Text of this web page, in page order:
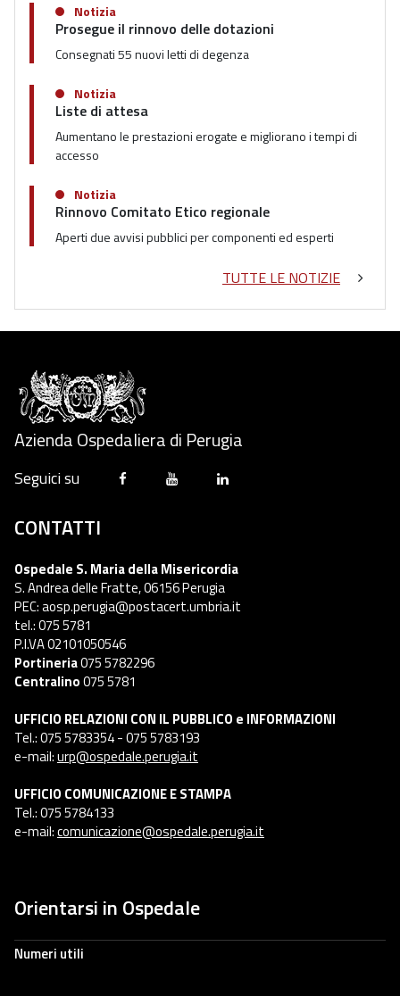
Notizia
Prosegue il rinnovo delle dotazioni
Consegnati 55 nuovi letti di degenza
Notizia
Liste di attesa
Aumentano le prestazioni erogate e migliorano i tempi di
accesso
Notizia
Rinnovo Comitato Etico regionale
Aperti due avvisi pubblici per componenti ed esperti
TUTTE LE NOTIZIE
Azienda Ospedaliera di Perugia
Seguici su
CONTATTI
Ospedale S. Maria della Misericordia
S. Andrea delle Fratte, 06156 Perugia
PEC: aosp.perugia@postacert.umbria.it
tel.: 075 5781
P.I.VA 02101050546
Portineria075 5782296
Centralino075 5781
UFFICIO RELAZIONI CON IL PUBBLICO e INFORMAZIONI
Tel.: 075 5783354 - 075 5783193
e-mail:urp@ospedale.perugia.it
UFFICIO COMUNICAZIONE E STAMPA
Tel.: 075 5784133
e-mail:comunicazione@ospedale.perugia.it
Orientarsi in Ospedale
Numeri utili